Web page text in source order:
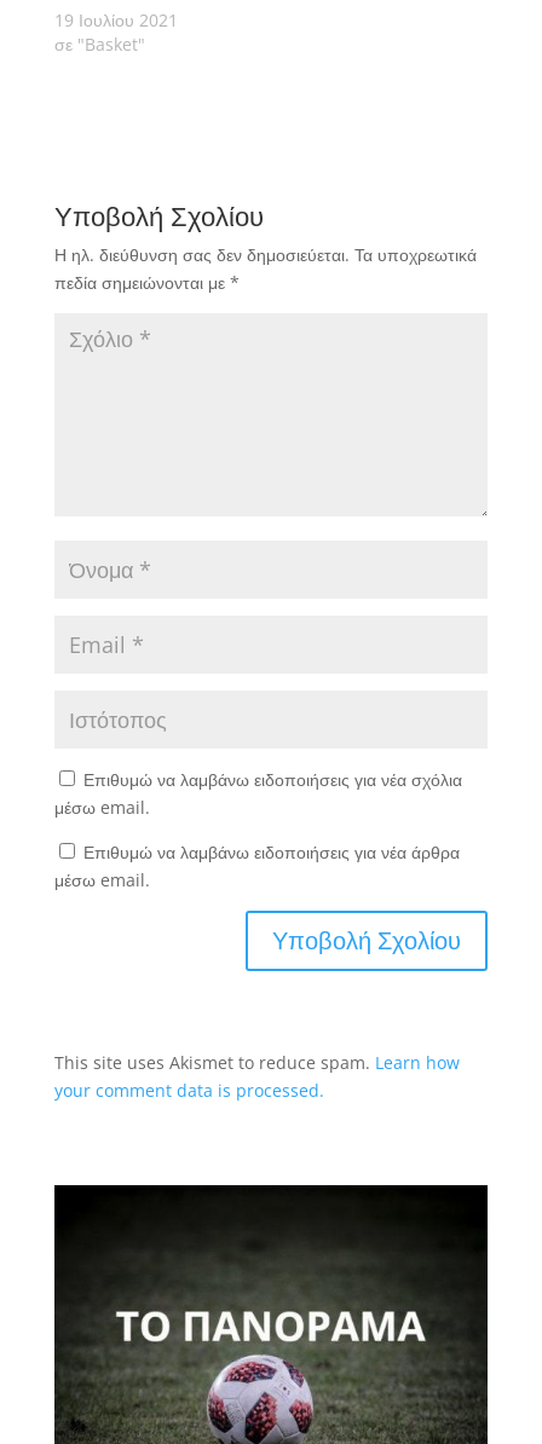
19 Ιουλίου 2021
σε "Basket"
Υποβολή Σχολίου
Η ηλ. διεύθυνση σας δεν δημοσιεύεται. Τα υποχρεωτικά
πεδία σημειώνονται με *
Επιθυμώ να λαμβάνω ειδοποιήσεις για νέα σχόλια
μέσω email.
Επιθυμώ να λαμβάνω ειδοποιήσεις για νέα άρθρα
μέσω email.
This site uses Akismet to reduce spam. Learn how
your comment data is processed.